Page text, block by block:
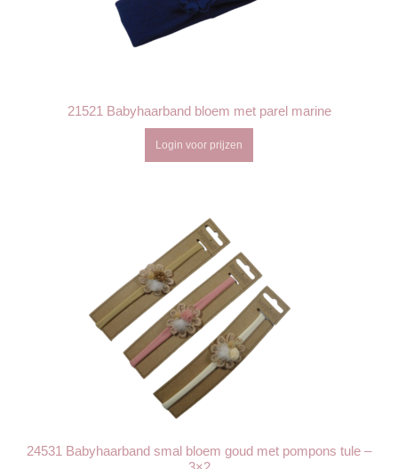
21521 Babyhaarband bloem met parel marine
Login voor prijzen
24531 Babyhaarband smal bloem goud met pompons tule –